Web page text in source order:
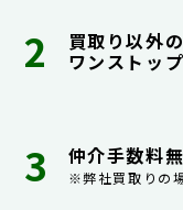
買取り以外
ワンストッ
仲介手数料
※弊社買取りの